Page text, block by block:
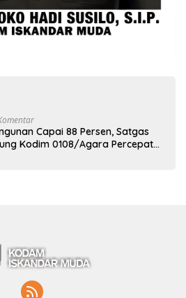
Capai 88 Persen, Satgas
Kodim 0108/Agara Percepat